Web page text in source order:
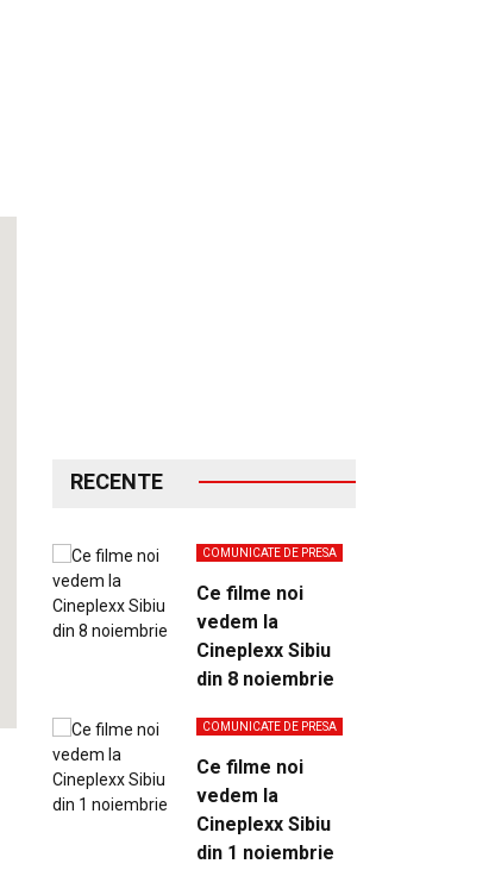
RECENTE
COMUNICATE DE PRESA
Ce filme noi
vedem la
Cineplexx Sibiu
din 8 noiembrie
COMUNICATE DE PRESA
Ce filme noi
vedem la
Cineplexx Sibiu
din 1 noiembrie